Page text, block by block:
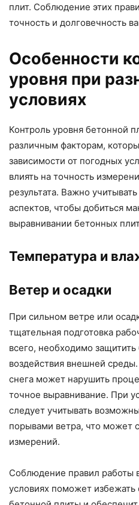
плит. Соблюдение этих
точность и долговечность
Особенности
уровня при
условиях
Контроль уровня бетонной
различным факторам,
зависимости от погодных
влиять на точность
результата. Важно
аспектов, чтобы добиться
выравнивании бетонных
Температура и
Ветер и осадки
При сильном ветре или
тщательная подготовка
всего, необходимо
воздействия внешней
снега может нарушить
точное выравнивание. При
следует учитывать
порывами ветра, что может
измерений.
Соблюдение правил работы
условиях поможет